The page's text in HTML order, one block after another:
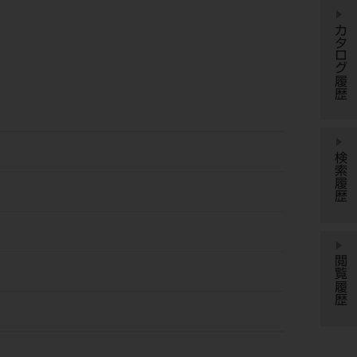
カタログ履歴
検索履歴
閲覧履歴